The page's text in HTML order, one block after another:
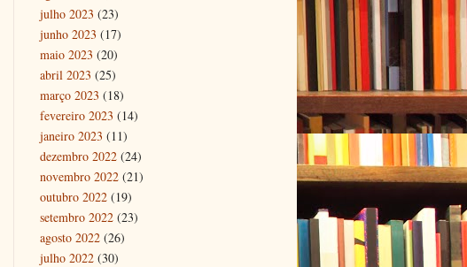
julho 2023 (23)
junho 2023 (17)
maio 2023 (20)
abril 2023 (25)
março 2023 (18)
fevereiro 2023 (14)
janeiro 2023 (11)
dezembro 2022 (24)
novembro 2022 (21)
outubro 2022 (19)
setembro 2022 (23)
agosto 2022 (26)
julho 2022 (30)